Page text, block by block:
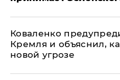
Коваленко
Кремля и объяснил,
новой угрозе